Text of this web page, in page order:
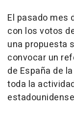
El pasado mes
con los votos
una propuesta
convocar un
de España de
toda la